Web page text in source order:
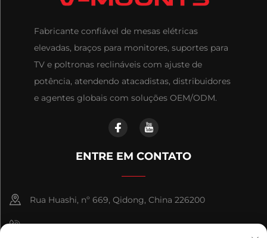
Fabricante confiável de mesas elétricas
elevadas, braços para monitores, suportes para
TV e poltronas reclináveis com ajuste de
potência, atendendo atacadistas, distribuidores
e agentes globais com soluções OEM/ODM.
ENTRE EM CONTATO
Rua Huashi, nº 669, Qidong, China 226200
+86-18921656832